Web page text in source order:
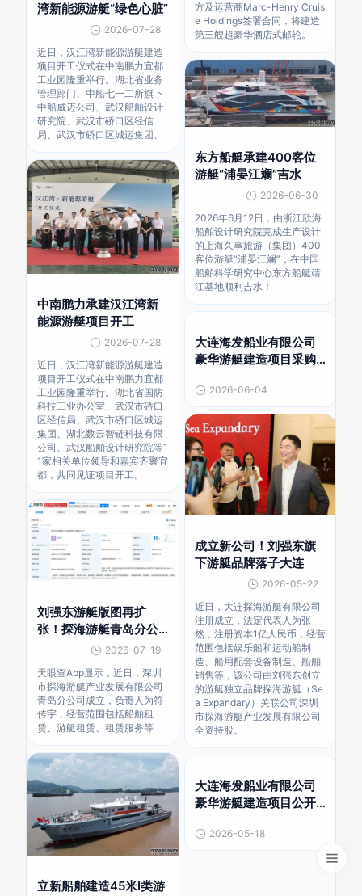
湾新能源游艇“绿色心脏”
2026-07-28
近日，汉江湾新能源游艇建造
项目开工仪式在中南鹏力宜都
工业园隆重举行。湖北省业务
管理部门、中船七一二所旗下
中船威迈公司、武汉船舶设计
研究院、武汉市硚口区经信
局、武汉市硚口区城运集团、
中南鹏力承建汉江湾新
能源游艇项目开工
2026-07-28
近日，汉江湾新能源游艇建造
项目开工仪式在中南鹏力宜都
工业园隆重举行。湖北省国防
科技工业办公室、武汉市硚口
区经信局、武汉市硚口区城运
集团、湖北数云智链科技有限
公司、武汉船舶设计研究院等1
1家相关单位领导和嘉宾齐聚宜
都，共同见证项目开工。
刘强东游艇版图再扩
张！探海游艇青岛分公
2026-07-19
天眼查App显示，近日，深圳
市探海游艇产业发展有限公司
青岛分公司成立，负责人为符
传宇，经营范围包括船舶租
赁、游艇租赁、租赁服务等
立新船舶建造45米I类游
方及运营商Marc-Henry Cruis
e Holdings签署合同，将建造
第三艘超豪华酒店式邮轮。
东方船艇承建400客位
游艇“浦晏江斓”吉水
2026-06-30
2026年6月12日，由浙江欣海
船舶设计研究院完成生产设计
的上海久事旅游（集团）400
客位游艇“浦晏江斓”，在中国
船舶科学研究中心东方船艇靖
江基地顺利吉水！
大连海发船业有限公司
豪华游艇建造项目采购
2026-06-04
成立新公司！刘强东旗
下游艇品牌落子大连
2026-05-22
近日，大连探海游艇有限公司
注册成立，法定代表人为张
然，注册资本1亿人民币，经营
范围包括娱乐船和运动船制
造、船用配套设备制造、船舶
销售等，该公司由刘强东创立
的游艇独立品牌探海游艇（Se
a Expandary）关联公司深圳
市探海游艇产业发展有限公司
全资持股。
大连海发船业有限公司
豪华游艇建造项目公开
2026-05-18